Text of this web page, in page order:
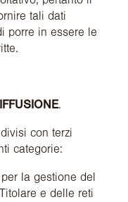
tali dati
porre in essere le
.
con terzi
categorie:
la gestione del
e delle reti